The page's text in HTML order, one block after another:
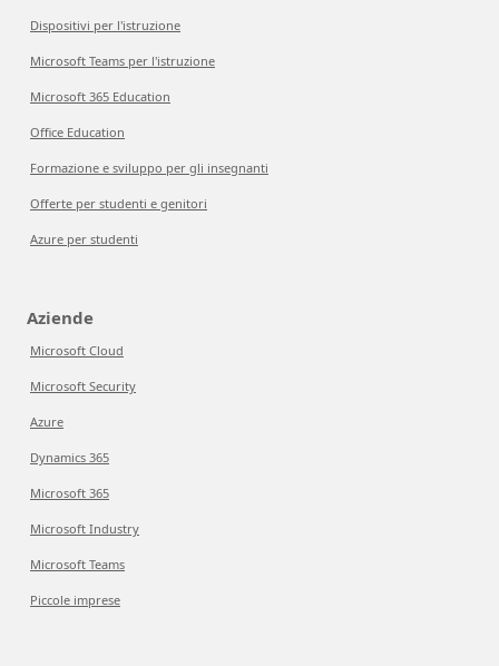
Dispositivi per l'istruzione
Microsoft Teams per l'istruzione
Microsoft 365 Education
Office Education
Formazione e sviluppo per gli insegnanti
Offerte per studenti e genitori
Azure per studenti
Aziende
Microsoft Cloud
Microsoft Security
Azure
Dynamics 365
Microsoft 365
Microsoft Industry
Microsoft Teams
Piccole imprese